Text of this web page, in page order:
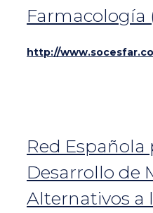
Farmacología
http://
Red Española
Desarrollo de
Alternativos a